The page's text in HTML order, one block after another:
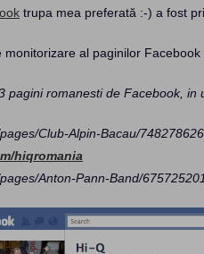
trupa mea preferată :-) a fost
monitorizare al paginilor Facebook
pagini romanesti de Facebook, in
Club-Alpin-Bacau/
hiqromania
Anton-Pann-Band/